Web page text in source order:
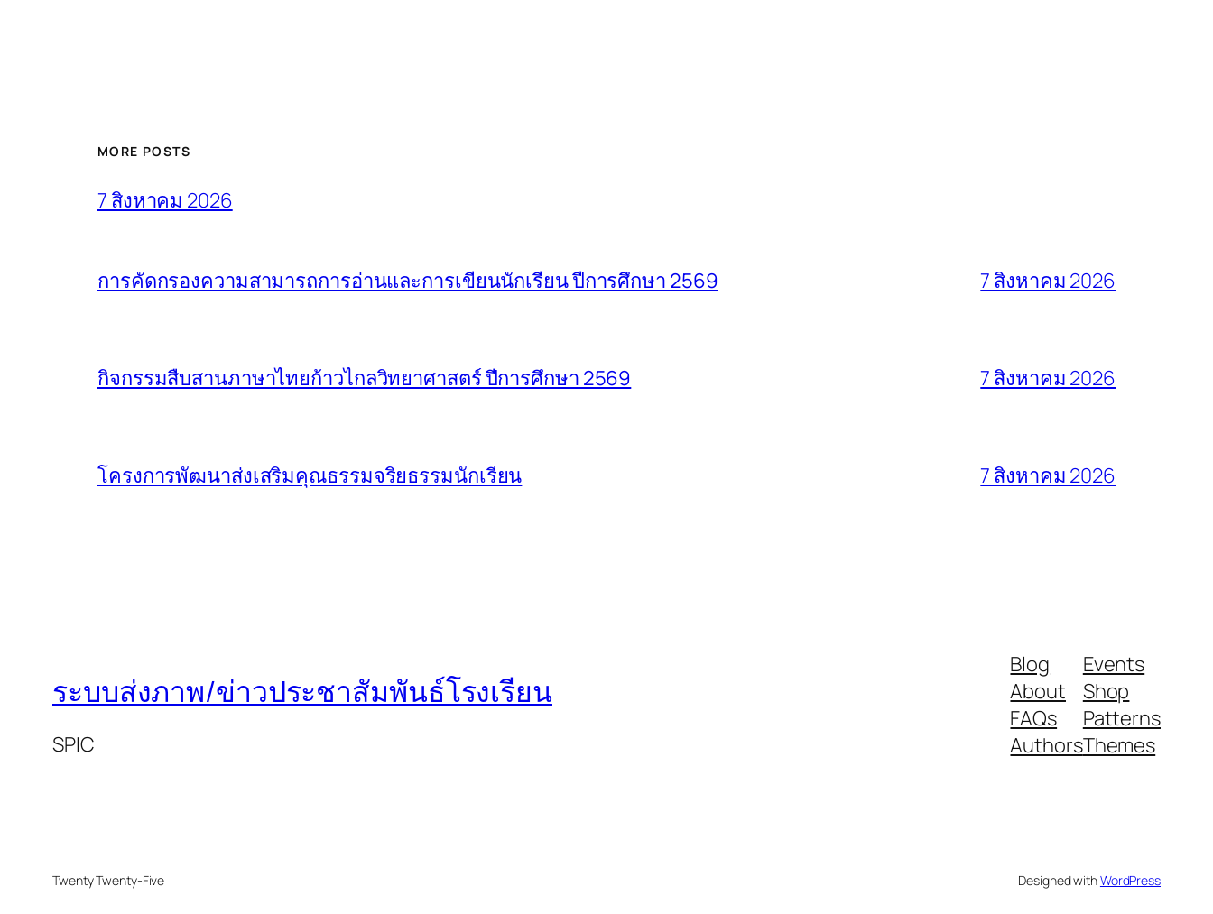
MORE POSTS
7 สิงหาคม 2026
การคัดกรองความสามารถการอ่านและการเขียนนักเรียน ปีการศึกษา 2569 7 สิงหาคม 2026
กิจกรรมสืบสานภาษาไทยก้าวไกลวิทยาศาสตร์ ปีการศึกษา 2569 7 สิงหาคม 2026
โครงการพัฒนาส่งเสริมคุณธรรมจริยธรรมนักเรียน 7 สิงหาคม 2026
ระบบส่งภาพ/ข่าวประชาสัมพันธ์โรงเรียน
SPIC
Blog
About
FAQs
Authors
Events
Shop
Patterns
Themes
Twenty Twenty-Five Designed withWordPress